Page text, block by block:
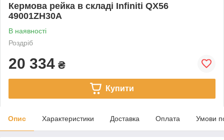
Кермова рейка в складі Infiniti QX56
49001ZH30A
В наявності
Роздріб
20 334 ₴
Купити
Опис Характеристики Доставка Оплата Умови